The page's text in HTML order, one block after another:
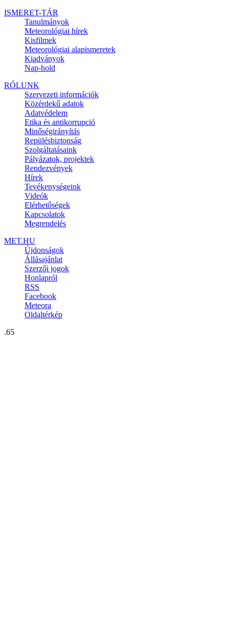
ISMERET-TÁR
Tanulmányok
Meteorológiai hírek
Kisfilmek
Meteorológiai alapismeretek
Kiadványok
Nap-hold
RÓLUNK
Szervezeti információk
Közérdekű adatok
Adatvédelem
Etika és antikorrupció
Minőségirányítás
Repülésbiztonság
Szolgáltatásaink
Pályázatok, projektek
Rendezvények
Hírek
Tevékenységeink
Videók
Elérhetőségek
Kapcsolatok
Megrendelés
MET.HU
Újdonságok
Állásajánlat
Szerzői jogok
Honlapról
RSS
Facebook
Meteora
Oldaltérkép
.65